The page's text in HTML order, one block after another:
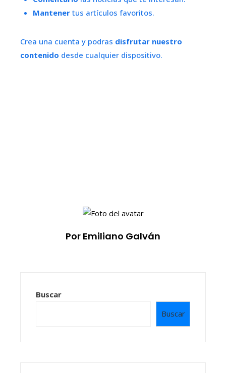
Mantener tus artículos favoritos.
Crea una cuenta y podras disfrutar nuestro
contenido desde cualquier dispositivo.
Por Emiliano Galván
Buscar
Buscar